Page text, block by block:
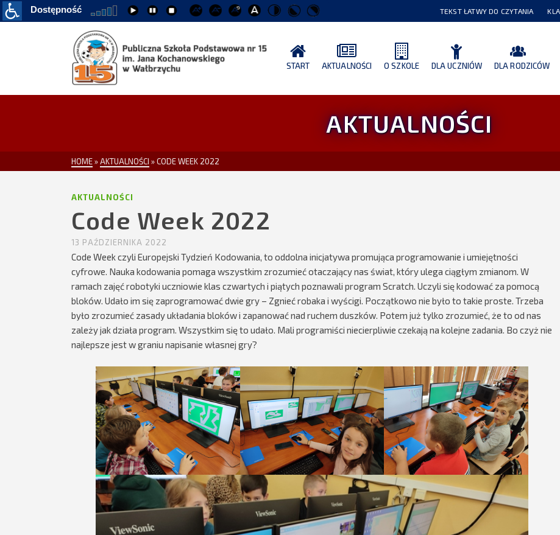
TEKST ŁATWY DO CZYTANIA
START AKTUALNOŚCI O SZKOLE DLA UCZNIÓW DLA RODZICÓW
AKTUALNOŚCI
HOME»AKTUALNOŚCI »CODE WEEK 2022
AKTUALNOŚCI
Code Week 2022
13 PAŹDZIERNIKA 2022
Code Week czyli Europejski Tydzień Kodowania, to oddolna inicjatywa promująca programowanie i umiejętności
cyfrowe. Nauka kodowania pomaga wszystkim zrozumieć otaczający nas świat, który ulega ciągłym zmianom. W
ramach zajęć robotyki uczniowie klas czwartych i piątych poznawali program Scratch. Uczyli się kodować za pomocą
bloków. Udało im się zaprogramować dwie gry – Zgnieć robaka i wyścigi. Początkowo nie było to takie proste. Trzeba
było zrozumieć zasady układania bloków i zapanować nad ruchem duszków. Potem już tylko zrozumieć, że to od nas
zależy jak działa program. Wszystkim się to udało. Mali programiści niecierpliwie czekają na kolejne zadania. Bo czyż nie
najlepsze jest w graniu napisanie własnej gry?